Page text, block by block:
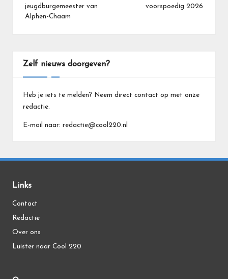
jeugdburgemeester van
Alphen-Chaam
voorspoedig 2026
Zelf nieuws doorgeven?
Heb je iets te melden? Neem direct contact op met onze
redactie.
E-mail naar: redactie@cool220.nl
Links
Contact
Redactie
Over ons
Luister naar Cool 220